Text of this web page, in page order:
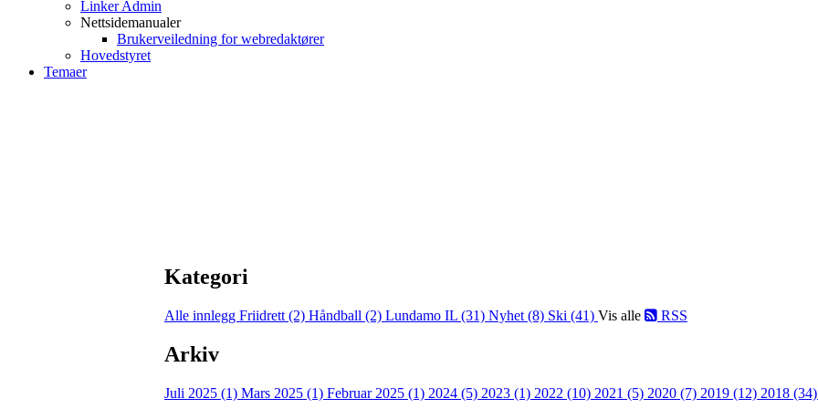
Linker Admin
Nettsidemanualer
Brukerveiledning for webredaktører
Hovedstyret
Temaer
Kategori
Alle innlegg Friidrett (2) Håndball (2) Lundamo IL (31) Nyhet (8) Ski (41) Vis alle RSS
Arkiv
Juli 2025 (1) Mars 2025 (1) Februar 2025 (1) 2024 (5) 2023 (1) 2022 (10) 2021 (5) 2020 (7) 2019 (12) 2018 (34)